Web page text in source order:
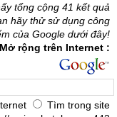
tổng cộng 41 kết quả
hãy thử sử dụng công
của Google dưới đây!
Mở rộng trên Internet :
Tìm trong site